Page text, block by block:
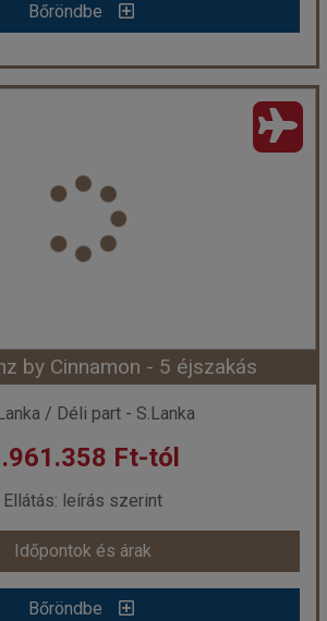
Bőröndbe
Sea - 5 éjszakás
Város: Negombo
módja:
Repülővel
leírás szerint
Hotel ****
STANDARD - Standard Double
2026-08-12 | 5 éj
1.594.058 Ft-tól
Időpontok és árak
Bőröndbe
by Cinnamon - 5 éjszakás
/ Déli part - S.Lanka
Ft-tól
Ellátás: leírás szerint
Időpontok és árak
Bőröndbe